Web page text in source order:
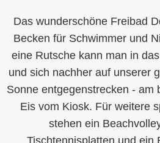
Das wunderschöne Freibad
Becken für Schwimmer und
eine Rutsche kann man in
und sich nachher auf unserer
Sonne entgegenstrecken - am
Eis vom Kiosk. Für weitere
stehen ein
Tischtennisplatten und ein